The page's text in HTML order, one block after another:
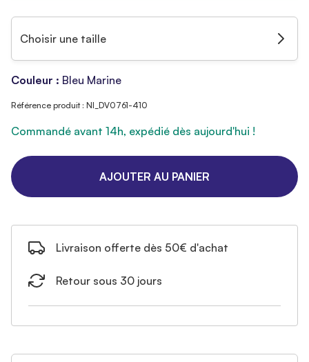
Choisir une taille
Couleur : Bleu Marine
Référence produit : NI_DV0761-410
Commandé avant 14h, expédié dès aujourd'hui !
AJOUTER AU PANIER
Livraison offerte dès 50€ d'achat
Retour sous 30 jours